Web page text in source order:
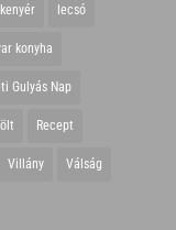
kenyér lecsó
konyha
Gulyás Nap
Recept
Villány Válság